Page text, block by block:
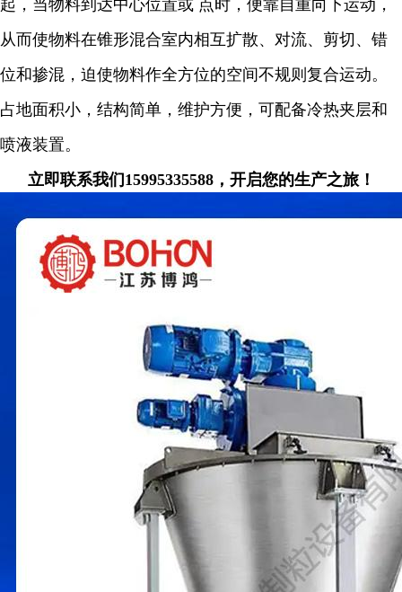
起，当物料到达中心位置或 点时，便靠自重向下运动，
从而使物料在锥形混合室内相互扩散、对流、剪切、错
位和掺混，迫使物料作全方位的空间不规则复合运动。
占地面积小，结构简单，维护方便，可配备冷热夹层和
喷液装置。
立即联系我们15995335588，开启您的生产之旅！